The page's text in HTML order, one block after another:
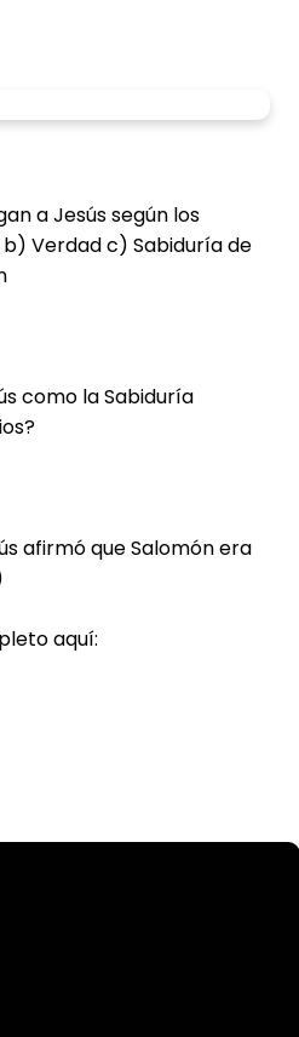
a Jesús según los
Verdad c) Sabiduría de
como la Sabiduría
afirmó que Salomón era
aquí: